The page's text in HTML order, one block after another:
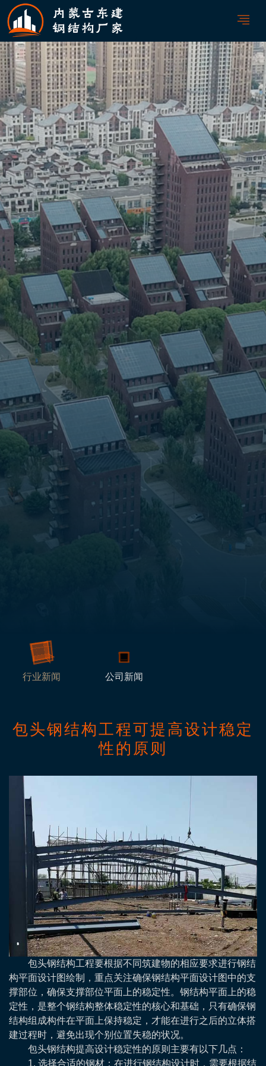
行业新闻 公司新闻
包头钢结构工程可提高设计稳定
性的原则
包头钢结构工程要根据不同筑建物的相应要求进行钢结
构平面设计图绘制，重点关注确保钢结构平面设计图中的支
撑部位，确保支撑部位平面上的稳定性。钢结构平面上的稳
定性，是整个钢结构整体稳定性的核心和基础，只有确保钢
结构组成构件在平面上保持稳定，才能在进行之后的立体搭
建过程时，避免出现个别位置失稳的状况。
包头钢结构提高设计稳定性的原则主要有以下几点：
1. 选择合适的钢材：在进行钢结构设计时，需要根据结